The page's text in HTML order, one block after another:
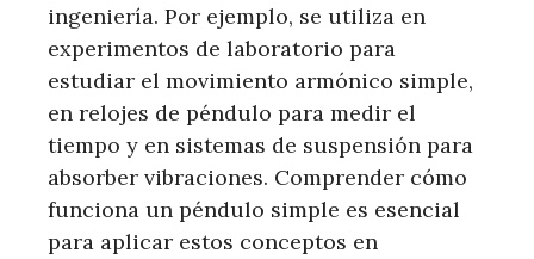
ingeniería. Por ejemplo, se utiliza en
experimentos de laboratorio para
estudiar el movimiento armónico simple,
en relojes de péndulo para medir el
tiempo y en sistemas de suspensión para
absorber vibraciones. Comprender cómo
funciona un péndulo simple es esencial
para aplicar estos conceptos en